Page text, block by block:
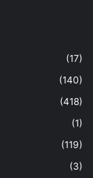
(17)
(140)
(418)
(1)
(119)
(3)